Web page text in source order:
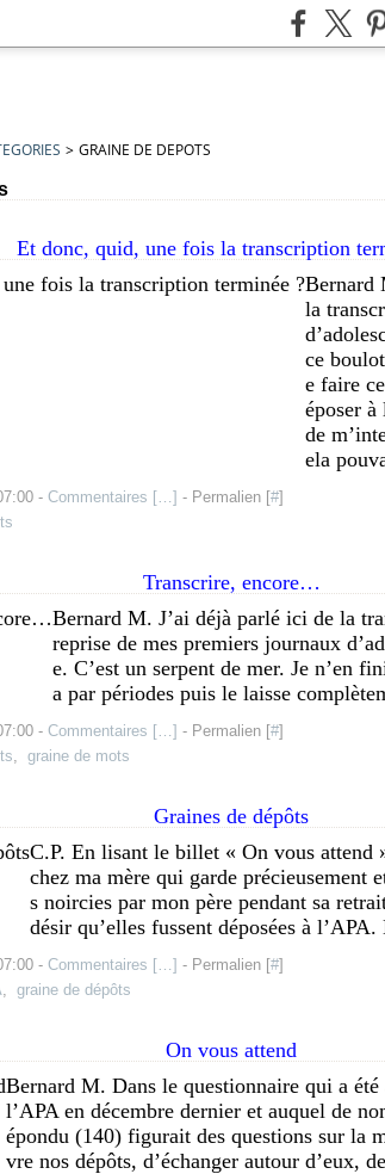
> GRAINE DE DEPOTS
Et donc, quid, une fois la transcription
Bernard
la
ce
e faire
époser à
de
ela
- Commentaires […] - Permalien [#]
Transcrire, encore…
Bernard M. J’ai déjà parlé ici de la
reprise de mes premiers journaux
e. C’est un serpent de mer. Je n’en
a par périodes puis le laisse
- Commentaires […] - Permalien [#]
, graine de mots
Graines de dépôts
C.P. En lisant le billet « On vous attend
chez ma mère qui garde précieusement
s noircies par mon père pendant sa
désir qu’elles fussent déposées à
- Commentaires […] - Permalien [#]
, graine de dépôts
On vous attend
Bernard M. Dans le questionnaire qui a été
l’APA en décembre dernier et auquel de
épondu (140) figurait des questions sur la
vre nos dépôts, d’échanger autour d’eux,